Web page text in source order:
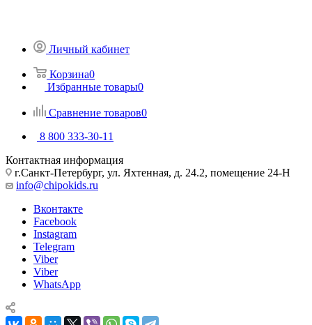
Личный кабинет
Корзина0
Избранные товары0
Сравнение товаров0
8 800 333-30-11
Контактная информация
г.Санкт-Петербург, ул. Яхтенная, д. 24.2, помещение 24-Н
info@chipokids.ru
Вконтакте
Facebook
Instagram
Telegram
Viber
Viber
WhatsApp